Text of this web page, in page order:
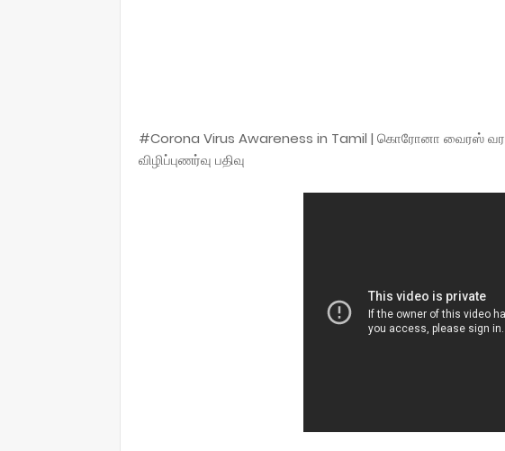
#Corona Virus Awareness in Tamil | கொரோனா வைரஸ்
விழிப்புணர்வு பதிவு